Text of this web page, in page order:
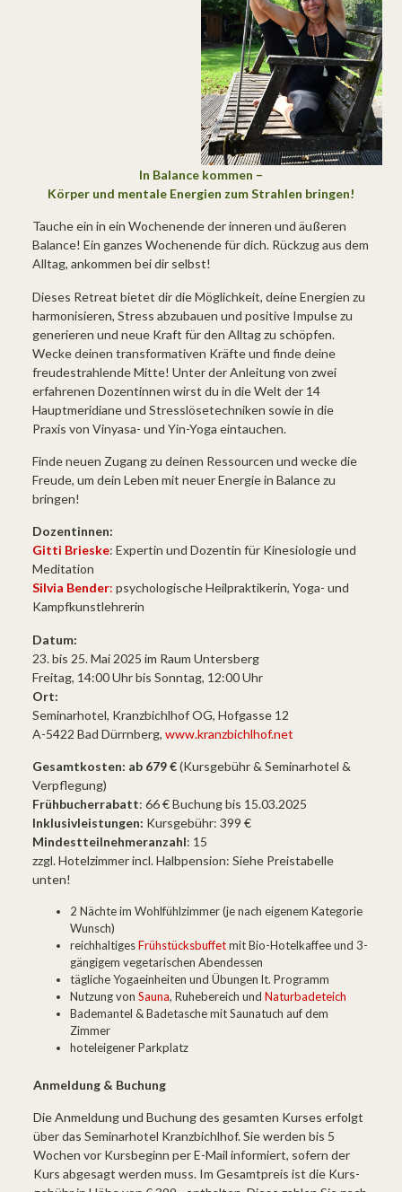
In Balance kommen –
Körper und mentale Energien zum Strahlen bringen!
Tauche ein in ein Wochenende der inneren und äußeren
Balance! Ein ganzes Wochenende für dich. Rückzug aus dem
Alltag, ankommen bei dir selbst!
Dieses Retreat bietet dir die Möglichkeit, deine Energien zu
harmonisieren, Stress abzubauen und positive Impulse zu
generieren und neue Kraft für den Alltag zu schöpfen.
Wecke deinen transformativen Kräfte und finde deine
freudestrahlende Mitte! Unter der Anleitung von zwei
erfahrenen Dozentinnen wirst du in die Welt der 14
Hauptmeridiane und Stresslösetechniken sowie in die
Praxis von Vinyasa- und Yin-Yoga eintauchen.
Finde neuen Zugang zu deinen Ressourcen und wecke die
Freude, um dein Leben mit neuer Energie in Balance zu
bringen!
Dozentinnen:
Gitti Brieske: Expertin und Dozentin für Kinesiologie und
Meditation
Silvia Bender: psychologische Heilpraktikerin, Yoga- und
Kampfkunstlehrerin
Datum:
23. bis 25. Mai 2025 im Raum Untersberg
Freitag, 14:00 Uhr bis Sonntag, 12:00 Uhr
Ort:
Seminarhotel, Kranzbichlhof OG, Hofgasse 12
A-5422 Bad Dürrnberg,www.kranzbichlhof.net
Gesamtkosten: ab 679 €(Kursgebühr & Seminarhotel &
Verpflegung)
Frühbucherrabatt: 66 € Buchung bis 15.03.2025
Inklusivleistungen: Kursgebühr: 399 €
Mindestteilnehmeranzahl: 15
zzgl. Hotelzimmer incl. Halbpension: Siehe Preistabelle
unten!
2 Nächte im Wohlfühl­zimmer (je nach eigenem Kategorie
Wunsch)
reichhaltigesFrühstücksbuffetmit Bio-Hotelkaffee und 3-
gängigem vegetarischen Abend­essen
tägliche Yogaeinheiten und Übungen lt. Programm
Nutzung vonSauna, Ruhebereich undNaturbadeteich
Bademantel & Badetasche mit Saunatuch auf dem
Zimmer
hoteleigener Parkplatz
Anmeldung & Buchung
Die Anmeldung und Buchung des gesamten Kurses erfolgt
über das Seminarhotel Kranzbichlhof. Sie werden bis 5
Wochen vor Kursbeginn per E-Mail informiert, sofern der
Kurs abgesagt werden muss. Im Gesamtpreis ist die Kurs­